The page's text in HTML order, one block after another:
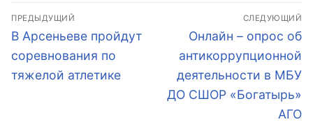
Навигация
по
записям
ПРЕДЫДУЩИЙ
Предыдущая
запись:
В Арсеньеве пройдут
соревнования по
тяжелой атлетике
СЛЕДУЮЩИЙ
Следующая
запись:
Онлайн – опрос об
антикоррупционной
деятельности в МБУ
ДО СШОР «Богатырь»
АГО